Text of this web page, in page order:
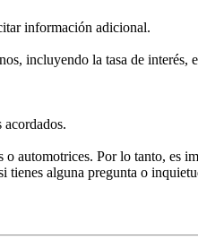
información adicional.
incluyendo la tasa de interés,
acordados.
o automotrices. Por lo tanto, es
tienes alguna pregunta o